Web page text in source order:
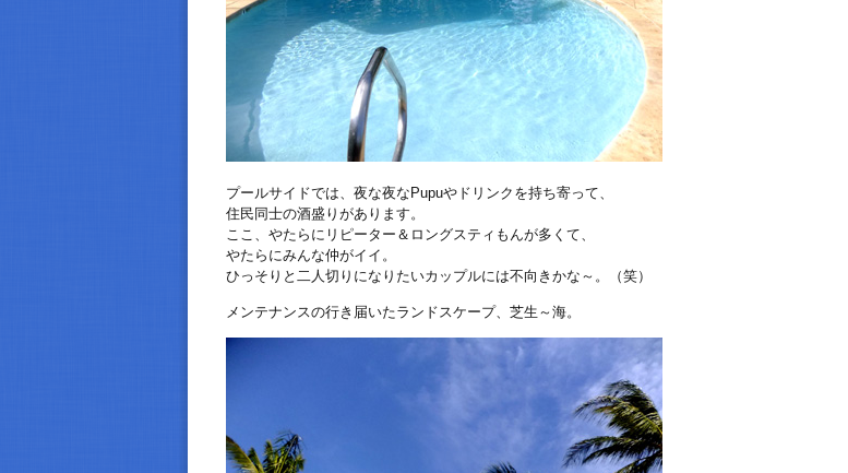
プールサイドでは、夜な夜なPupuやドリンクを持ち寄って、
住民同士の酒盛りがあります。
ここ、やたらにリピーター＆ロングスティもんが多くて、
やたらにみんな仲がイイ。
ひっそりと二人切りになりたいカップルには不向きかな～。（笑）
メンテナンスの行き届いたランドスケープ、芝生～海。